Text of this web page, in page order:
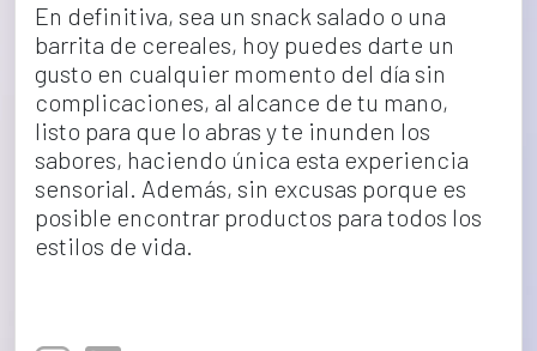
En definitiva, sea un snack salado o una
barrita de cereales, hoy puedes darte un
gusto en cualquier momento del día sin
complicaciones, al alcance de tu mano,
listo para que lo abras y te inunden los
sabores, haciendo única esta experiencia
sensorial. Además, sin excusas porque es
posible encontrar productos para todos los
estilos de vida.